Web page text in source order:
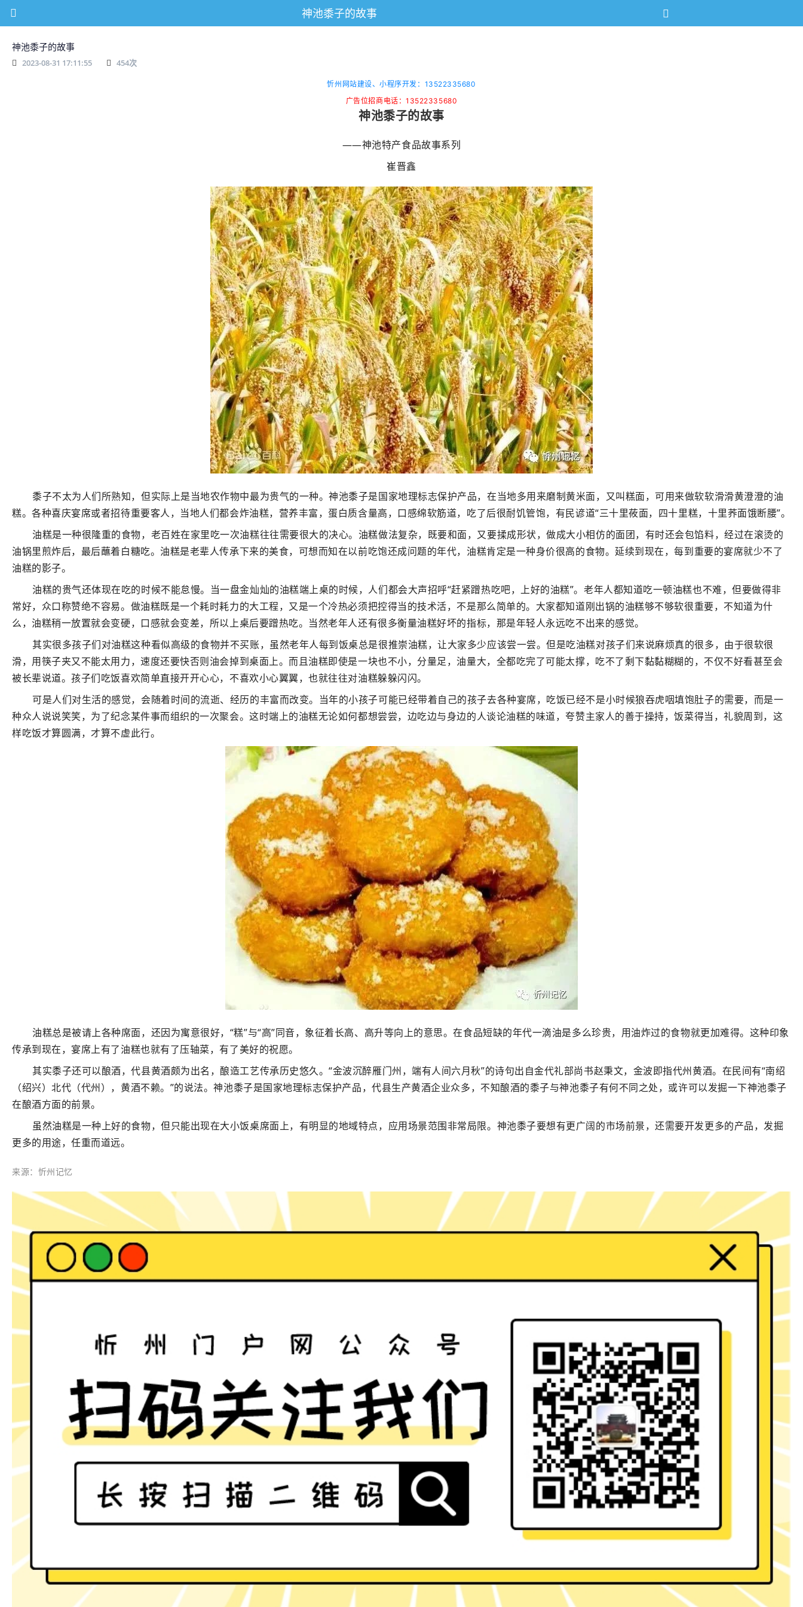
神池黍子的故事
神池黍子的故事
2023-08-31 17:11:55 454次
忻州网站建设、小程序开发：13522335680
广告位招商电话：13522335680
神池黍子的故事
——神池特产食品故事系列
崔晋鑫
黍子不太为人们所熟知，但实际上是当地农作物中最为贵气的一种。神池黍子是国家地理标志保护产品，在当地多用来磨制黄米面，又叫糕面，可用来做软软滑滑黄澄澄的油
糕。各种喜庆宴席或者招待重要客人，当地人们都会炸油糕，营养丰富，蛋白质含量高，口感绵软筋道，吃了后很耐饥管饱，有民谚道“三十里莜面，四十里糕，十里荞面饿断腰”。
油糕是一种很隆重的食物，老百姓在家里吃一次油糕往往需要很大的决心。油糕做法复杂，既要和面，又要揉成形状，做成大小相仿的面团，有时还会包馅料，经过在滚烫的
油锅里煎炸后，最后蘸着白糖吃。油糕是老辈人传承下来的美食，可想而知在以前吃饱还成问题的年代，油糕肯定是一种身价很高的食物。延续到现在，每到重要的宴席就少不了
油糕的影子。
油糕的贵气还体现在吃的时候不能怠慢。当一盘金灿灿的油糕端上桌的时候，人们都会大声招呼“赶紧蹭热吃吧，上好的油糕”。老年人都知道吃一顿油糕也不难，但要做得非
常好，众口称赞绝不容易。做油糕既是一个耗时耗力的大工程，又是一个冷热必须把控得当的技术活，不是那么简单的。大家都知道刚出锅的油糕够不够软很重要，不知道为什
么，油糕稍一放置就会变硬，口感就会变差，所以上桌后要蹭热吃。当然老年人还有很多衡量油糕好坏的指标，那是年轻人永远吃不出来的感觉。
其实很多孩子们对油糕这种看似高级的食物并不买账，虽然老年人每到饭桌总是很推崇油糕，让大家多少应该尝一尝。但是吃油糕对孩子们来说麻烦真的很多，由于很软很
滑，用筷子夹又不能太用力，速度还要快否则油会掉到桌面上。而且油糕即使是一块也不小，分量足，油量大，全都吃完了可能太撑，吃不了剩下黏黏糊糊的，不仅不好看甚至会
被长辈说道。孩子们吃饭喜欢简单直接开开心心，不喜欢小心翼翼，也就往往对油糕躲躲闪闪。
可是人们对生活的感觉，会随着时间的流逝、经历的丰富而改变。当年的小孩子可能已经带着自己的孩子去各种宴席，吃饭已经不是小时候狼吞虎咽填饱肚子的需要，而是一
种众人说说笑笑，为了纪念某件事而组织的一次聚会。这时端上的油糕无论如何都想尝尝，边吃边与身边的人谈论油糕的味道，夸赞主家人的善于操持，饭菜得当，礼貌周到，这
样吃饭才算圆满，才算不虚此行。
油糕总是被请上各种席面，还因为寓意很好，“糕”与“高”同音，象征着长高、高升等向上的意思。在食品短缺的年代一滴油是多么珍贵，用油炸过的食物就更加难得。这种印象
传承到现在，宴席上有了油糕也就有了压轴菜，有了美好的祝愿。
其实黍子还可以酿酒，代县黄酒颇为出名，酿造工艺传承历史悠久。“金波沉醉雁门州，端有人间六月秋”的诗句出自金代礼部尚书赵秉文，金波即指代州黄酒。在民间有“南绍
（绍兴）北代（代州），黄酒不赖。”的说法。神池黍子是国家地理标志保护产品，代县生产黄酒企业众多，不知酿酒的黍子与神池黍子有何不同之处，或许可以发掘一下神池黍子
在酿酒方面的前景。
虽然油糕是一种上好的食物，但只能出现在大小饭桌席面上，有明显的地域特点，应用场景范围非常局限。神池黍子要想有更广阔的市场前景，还需要开发更多的产品，发掘
更多的用途，任重而道远。
来源：忻州记忆